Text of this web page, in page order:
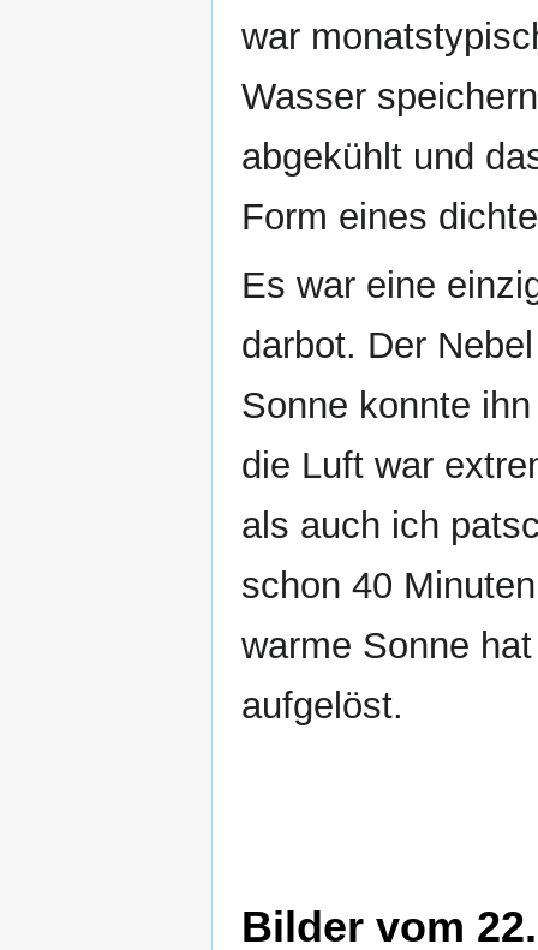
war
Wasser
abgekühlt und
Form eines
Es war eine
darbot. Der
Sonne konnte
die Luft war
als auch ich
schon 40
warme Sonne
aufgelöst.
Bilder vom